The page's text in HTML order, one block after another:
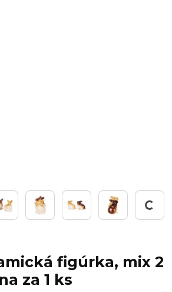
Working...
figúrka, mix 2
za 1 ks